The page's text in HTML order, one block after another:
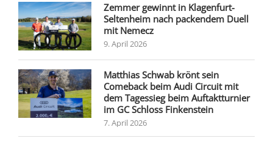
Zemmer gewinnt in Klagenfurt-
Seltenheim nach packendem Duell
mit Nemecz
9. April 2026
Matthias Schwab krönt sein
Comeback beim Audi Circuit mit
dem Tagessieg beim Auftaktturnier
im GC Schloss Finkenstein
7. April 2026